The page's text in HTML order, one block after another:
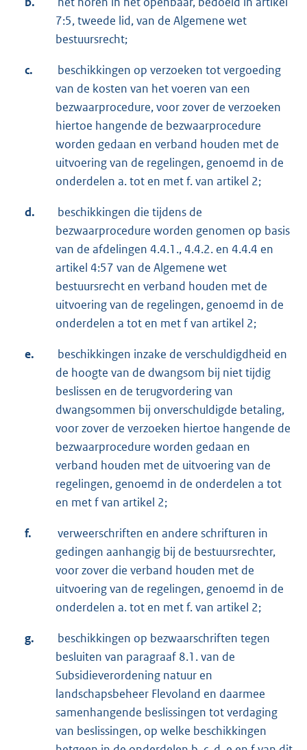
7:5, tweede lid, van de Algemene wet
bestuursrecht;
c.
beschikkingen op verzoeken tot vergoeding
van de kosten van het voeren van een
bezwaarprocedure, voor zover de verzoeken
hiertoe hangende de bezwaarprocedure
worden gedaan en verband houden met de
uitvoering van de regelingen, genoemd in de
onderdelen a. tot en met f. van artikel 2;
d.
beschikkingen die tijdens de
bezwaarprocedure worden genomen op basis
van de afdelingen 4.4.1., 4.4.2. en 4.4.4 en
artikel 4:57 van de Algemene wet
bestuursrecht en verband houden met de
uitvoering van de regelingen, genoemd in de
onderdelen a tot en met f van artikel 2;
e.
beschikkingen inzake de verschuldigdheid en
de hoogte van de dwangsom bij niet tijdig
beslissen en de terugvordering van
dwangsommen bij onverschuldigde betaling,
voor zover de verzoeken hiertoe hangende de
bezwaarprocedure worden gedaan en
verband houden met de uitvoering van de
regelingen, genoemd in de onderdelen a tot
en met f van artikel 2;
f.
verweerschriften en andere schrifturen in
gedingen aanhangig bij de bestuursrechter,
voor zover die verband houden met de
uitvoering van de regelingen, genoemd in de
onderdelen a. tot en met f. van artikel 2;
g.
beschikkingen op bezwaarschriften tegen
besluiten van paragraaf 8.1. van de
Subsidieverordening natuur en
landschapsbeheer Flevoland en daarmee
samenhangende beslissingen tot verdaging
van beslissingen, op welke beschikkingen